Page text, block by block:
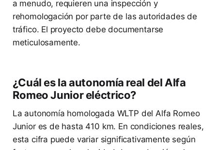
a menudo, requieren una inspección y
rehomologación por parte de las autoridades de
tráfico. El proyecto debe documentarse
meticulosamente.
¿Cuál es la autonomía real del Alfa
Romeo Junior eléctrico?
La autonomía homologada WLTP del Alfa Romeo
Junior es de hasta 410 km. En condiciones reales,
esta cifra puede variar significativamente según